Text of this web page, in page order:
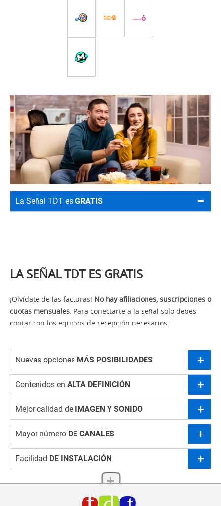
La Señal TDT es GRATIS
LA SEÑAL TDT ES GRATIS
¡Olvídate de las facturas! No hay afiliaciones, suscripciones o
cuotas mensuales. Para conectarte a la señal solo debes
contar con los equipos de recepción necesarios.
Nuevas opciones MÁS POSIBILIDADES
Contenidos en ALTA DEFINICIÓN
Mejor calidad de IMAGEN Y SONIDO
Mayor número DE CANALES
Facilidad DE INSTALACIÓN